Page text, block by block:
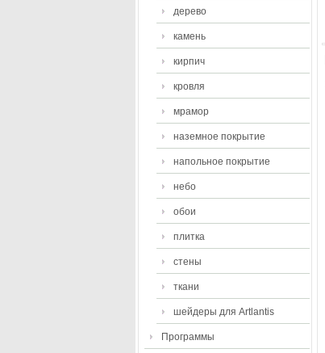
дерево
камень
кирпич
кровля
мрамор
наземное покрытие
напольное покрытие
небо
обои
плитка
стены
ткани
шейдеры для Artlantis
Программы